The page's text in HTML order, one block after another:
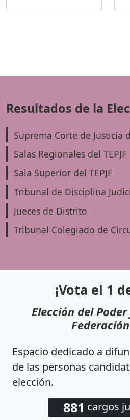
Resultados de la
Suprema Corte de Justicia
Salas Regionales del TEPJF
Sala Superior del TEPJF
Tribunal de Disciplina
Jueces de Distrito
Tribunal Colegiado de
¡Vota el 1
Elección del
Espacio dedicado a
de las personas
elección.
881 cargos